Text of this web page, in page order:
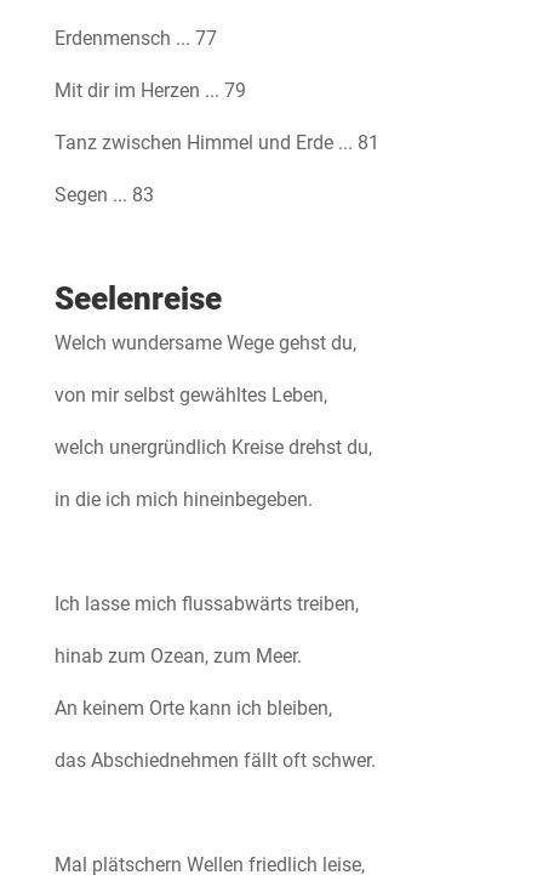
Erdenmensch ... 77
Mit dir im Herzen ... 79
Tanz zwischen Himmel und Erde ... 81
Segen ... 83
Seelenreise
Welch wundersame Wege gehst du,
von mir selbst gewähltes Leben,
welch unergründlich Kreise drehst du,
in die ich mich hineinbegeben.
Ich lasse mich flussabwärts treiben,
hinab zum Ozean, zum Meer.
An keinem Orte kann ich bleiben,
das Abschiednehmen fällt oft schwer.
Mal plätschern Wellen friedlich leise,